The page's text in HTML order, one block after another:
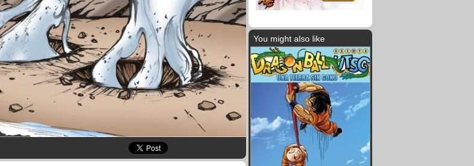
You might also like